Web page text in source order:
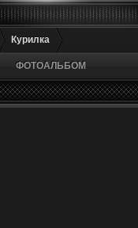
Курилка
ФОТОАЛЬБОМ